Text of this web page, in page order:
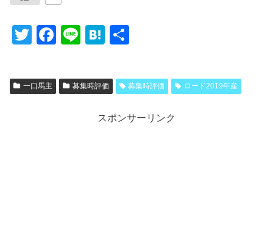
T
tt
er
F
c
e
Li
e
H
e
n
a
一口馬主 募集時評価 募集時評価 ロード2019年産
スポンサーリンク